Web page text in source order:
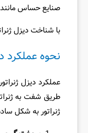
صنایع حساس مانند
با شناخت دیزل
نحوه عملکرد
عملکرد دیزل
طریق شفت به
ژنراتور به شکل